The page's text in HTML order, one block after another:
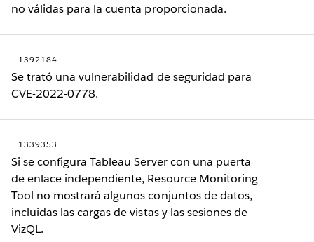
no válidas para la cuenta proporcionada.
1392184
Se trató una vulnerabilidad de seguridad para
CVE-2022-0778.
1339353
Si se configura Tableau Server con una puerta
de enlace independiente, Resource Monitoring
Tool no mostrará algunos conjuntos de datos,
incluidas las cargas de vistas y las sesiones de
VizQL.